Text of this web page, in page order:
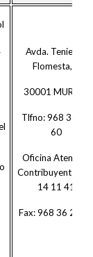
Avda. Teniente
Flomesta, 3
30001 MURCIA
Tlfno: 968 36 69
60
Oficina Atención
14 11 41
Fax: 968 36 26 04